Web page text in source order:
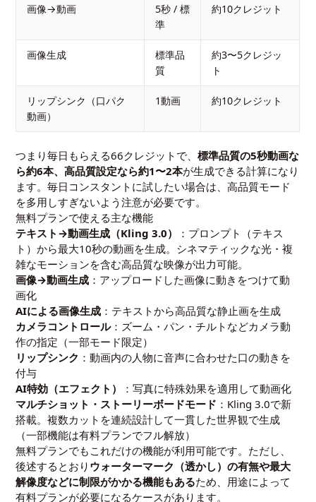
画像→動画
5秒 / 標
準
約10クレジット
画像生成
標準品
質
約3〜5クレジッ
ト
リップシンク（口パク
動画）
1動画 約10クレジット
つまり毎日もらえる66クレジットで、標準品質の5秒動画な
ら約6本、高品質設定なら約1〜2本が生成できる計算になり
ます。毎日コンスタントに試したい場合は、高品質モード
を多用しすぎないよう注意が必要です。
無料プランで使える主な機能
テキスト→動画生成（Kling 3.0）
：プロンプト（テキス
ト）から最大10秒の動画を生成。シネマティックな光・複
雑なモーションを含む高品質な映像が出力可能。
画像→動画生成 ：アップロードした画像に動きをつけて動
画化
AIによる画像生成 ：テキストから高品質な静止画を生成
カメラコントロール：ズーム・パン・チルトなどカメラ動
作の指定（一部モード限定）
リップシンク ：動画内の人物に音声に合わせた口の動きを
付与
AI特効（エフェクト）
：写真に特殊効果を適用して動画化
マルチショット・ストーリーボードモード ：Kling 3.0で新
搭載。複数カットを連続設計して一貫した世界観で生成
（一部機能は有料プランでフル解放）
無料プランでもこれだけの機能が利用可能です。ただし、
後述するとおり ウォーターマーク（透かし）の有無や最大
解像度などに制限がかかる機能もあるため、用途によって
有料プランが必要になるケースがあります。